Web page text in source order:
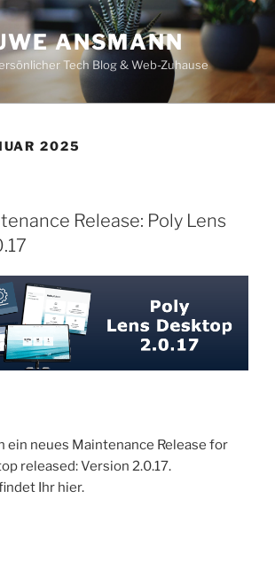
ANSMANN
Tech Blog & Web-Zuhause
2025
Release: Poly Lens
ein neues Maintenance Release for
released: Version 2.0.17.
Ihr hier.